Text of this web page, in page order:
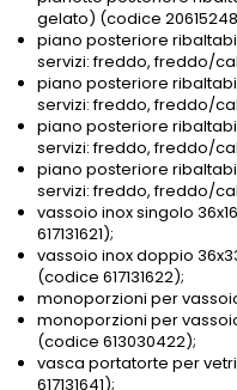
gelato) (codice
piano posteriore
servizi: freddo, freddo/
piano posteriore
servizi: freddo, freddo/
piano posteriore
servizi: freddo, freddo/
piano posteriore
servizi: freddo, freddo/
vassoio inox singolo
617131621);
vassoio inox doppio
(codice 617131622);
monoporzioni per
monoporzioni per
(codice 613030422);
vasca portatorte per
617131641);